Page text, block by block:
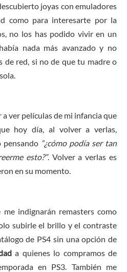
joyas con emuladores
como para interesarte por la
no los has podido vivir en un
nada más avanzado y no
de red, si no de que tu madre o
ver películas de mi infancia que
hoy día, al volver a verlas,
pensando “¿cómo podía ser tan
esto?”. Volver a verlas es
en su momento.
me indignarán remasters como
subirle el brillo y el contraste
de PS4 sin una opción de
a quienes lo compramos de
en PS3. También me